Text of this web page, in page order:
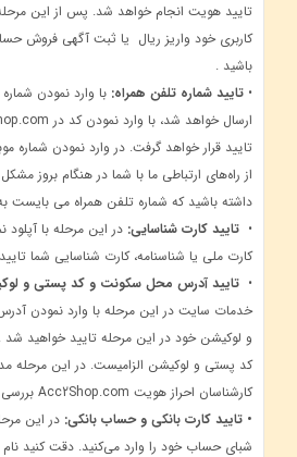
تایید هویت انجام خواهد شد. پس از این
کاربری خود واریز ریال یا ثبت آگهی فروش
باشید .
• تایید شماره تلفن همراه: با وارد نمودن
تایید قرار خواهد گرفت. در وارد نمودن شماره
از راه‌های ارتباطی ما با شما در هنگام بروز
داشته باشید که شماره تلفن همراه می بایست
• تایید کارت شناسایی: در این مرحله با
کارت ملی یا شناسنامه، کارت شناسایی شما
• تایید آدرس محل سکونت و کد پستی و
خدمات سایت در این مرحله با وارد نمودن
و لوکیشن خود در این مرحله تایید خواهید
کد پستی و لوکیشن الزامیست. در این مرحله
کارشناسان احراز هویت Acc2Shop.com بررسی می‌شود.
• تایید کارت بانکی و حساب بانکی: در این
شبای حساب خود را وارد می‌کنید. دقت کنید نام